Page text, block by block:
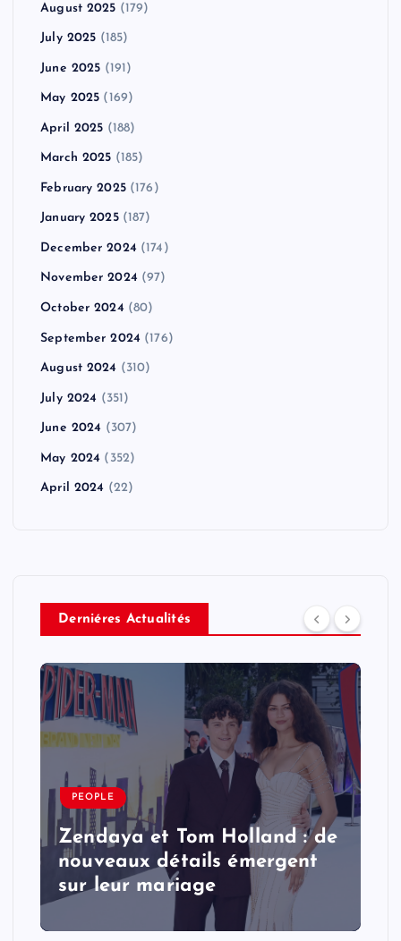
August 2025 (179)
July 2025 (185)
June 2025 (191)
May 2025 (169)
April 2025 (188)
March 2025 (185)
February 2025(176)
January 2025(187)
December 2024 (174)
November 2024 (97)
October 2024 (80)
September 2024 (176)
August 2024 (310)
July 2024 (351)
June 2024 (307)
May 2024 (352)
April 2024 (22)
Derniéres Actualités
PEOPLE
Zendaya et Tom Holland : de
nouveaux détails émergent
sur leur mariage